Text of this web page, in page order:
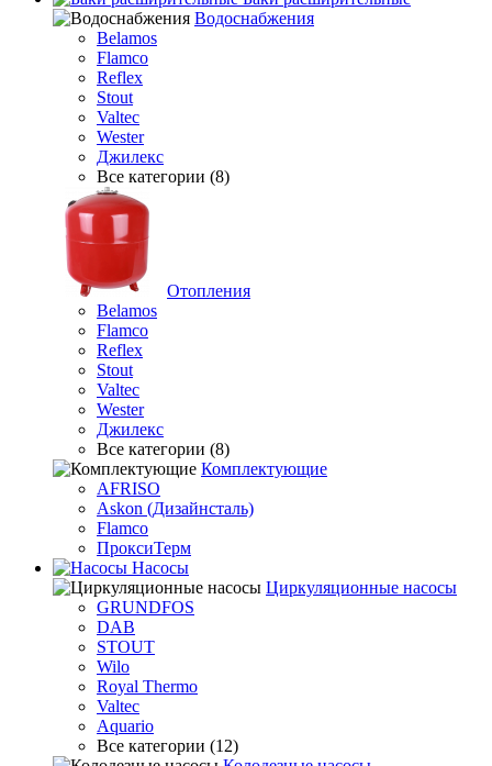
Водоснабжения
Belamos
Flamco
Reflex
Stout
Valtec
Wester
Джилекс
Все категории (8)
Отопления
Belamos
Flamco
Reflex
Stout
Valtec
Wester
Джилекс
Все категории (8)
Комплектующие
AFRISO
Askon (Дизайнсталь)
Flamco
ПроксиТерм
Насосы
Циркуляционные насосы
GRUNDFOS
DAB
STOUT
Wilo
Royal Thermo
Valtec
Aquario
Все категории (12)